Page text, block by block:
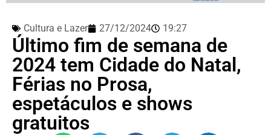
Cultura e Lazer 27/12/2024 19:27
Último fim de semana de
2024 tem Cidade do Natal,
Férias no Prosa,
espetáculos e shows
gratuitos